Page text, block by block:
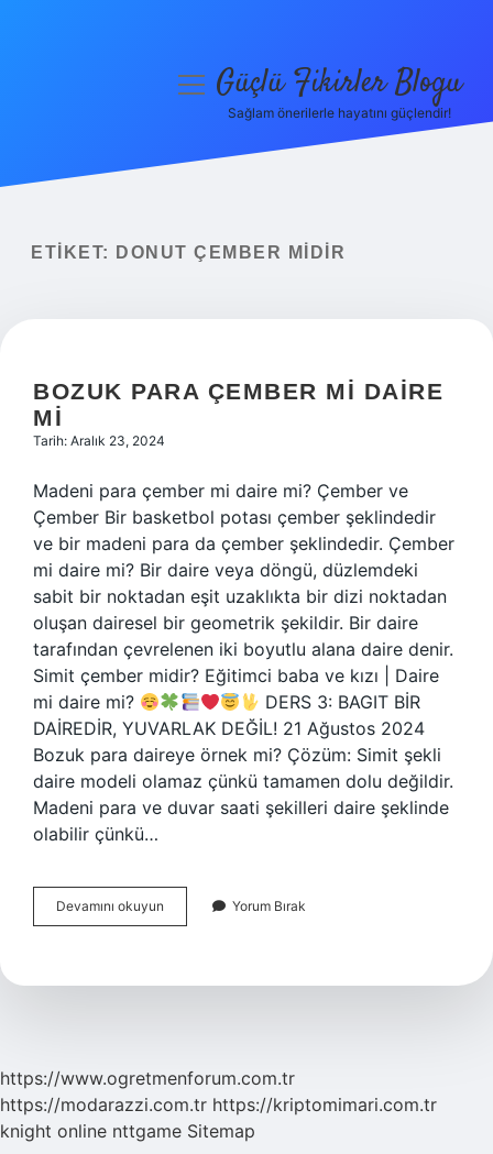
Yasal Uyarı
menüyüGüçlü Fikirler Blogu
Sağlam önerilerle hayatını güçlendir!
ETIKET: DONUT ÇEMBER MIDIR
BOZUK PARA ÇEMBER MI DAIRE
MI
Tarih: Aralık 23, 2024
Madeni para çember mi daire mi? Çember ve
Çember Bir basketbol potası çember şeklindedir
ve bir madeni para da çember şeklindedir. Çember
mi daire mi? Bir daire veya döngü, düzlemdeki
sabit bir noktadan eşit uzaklıkta bir dizi noktadan
oluşan dairesel bir geometrik şekildir. Bir daire
tarafından çevrelenen iki boyutlu alana daire denir.
Simit çember midir? Eğitimci baba ve kızı | Daire
mi daire mi?
DERS 3: BAGIT BİR
DAİREDİR, YUVARLAK DEĞİL! 21 Ağustos 2024
Bozuk para daireye örnek mi? Çözüm: Simit şekli
daire modeli olamaz çünkü tamamen dolu değildir.
Madeni para ve duvar saati şekilleri daire şeklinde
olabilir çünkü…
Devamını okuyun
Para
Daire
Yorum Bırak
https://www.ogretmenforum.com.tr
https://modarazzi.com.tr https://kriptomimari.com.tr
knight online nttgame Sitemap